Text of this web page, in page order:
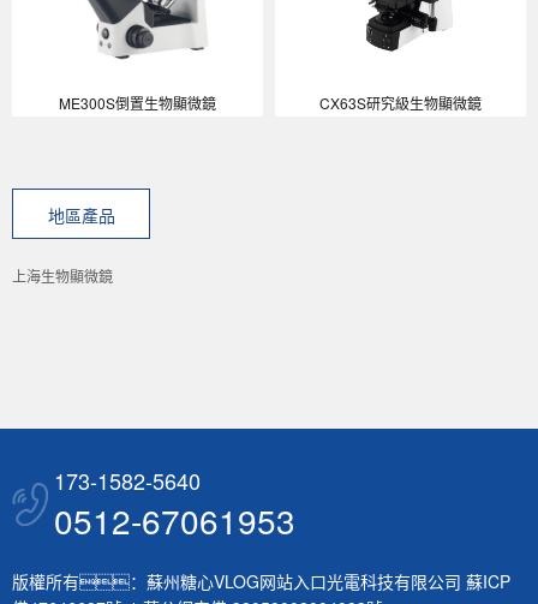
ME300S倒置生物顯微鏡 CX63S研究級生物顯微鏡
地區產品
上海生物顯微鏡
173-1582-5640
0512-67061953
版權所有：蘇州糖心VLOG网站入口光電科技有限公司 蘇ICP